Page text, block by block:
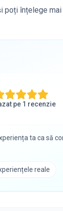
înțelege
pe 1 recenzie
ta ca să
reale